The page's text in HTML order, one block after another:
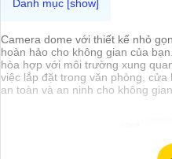
Camera dome với thiết kế nhỏ
hoàn hảo cho không gian của
hòa hợp với môi trường xung
việc lắp đặt trong văn phòng,
an toàn và an ninh cho không